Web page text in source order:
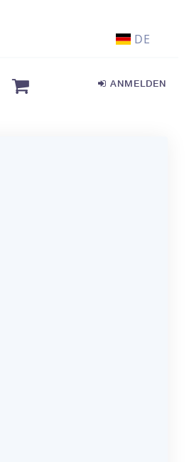
DE
ANMELDEN